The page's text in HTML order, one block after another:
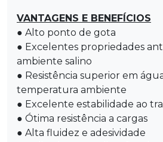
VANTAGENS E BENEFÍCIOS
● Alto ponto de gota
● Excelentes propriedades
ambiente salino
● Resistência superior em
temperatura ambiente
● Excelente estabilidade ao
● Ótima resistência a cargas
● Alta fluidez e adesividade